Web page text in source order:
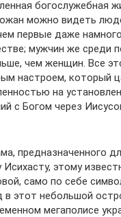
богослужебная
можно видеть
первые даже
мужчин же среди
чем женщин. Все
настроем, который
на
с Богом через
предназначенного
этому
само по себе
в этот небольшой
мегаполисе